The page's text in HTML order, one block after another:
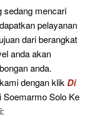
sedang mencari
pelayanan
dari berangkat
anda akan
anda.
dengan klik Di
Solo Ke